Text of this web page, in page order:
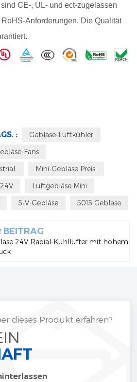
CE-, UL- und ect-zugelassen
Anforderungen. Die Qualität
: Gebläse-Luftkühler
Fans
Mini-Gebläse Preis.
Luftgebläse Mini
5-V-Gebläse 5015 Gebläse
BEITRAG
24V Radial-Kühllüfter mit hohem
dieses Produkt erfahren?